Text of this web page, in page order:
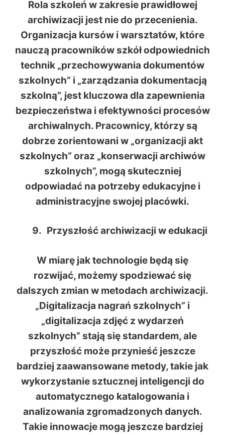
Rola szkoleń w zakresie prawidłowej
archiwizacji jest nie do przecenienia.
Organizacja kursów i warsztatów, które
nauczą pracowników szkół odpowiednich
technik „przechowywania dokumentów
szkolnych” i „zarządzania dokumentacją
szkolną”, jest kluczowa dla zapewnienia
bezpieczeństwa i efektywności procesów
archiwalnych. Pracownicy, którzy są
dobrze zorientowani w „organizacji akt
szkolnych” oraz „konserwacji archiwów
szkolnych”, mogą skuteczniej
odpowiadać na potrzeby edukacyjne i
administracyjne swojej placówki.
Przyszłość archiwizacji w edukacji
W miarę jak technologie będą się
rozwijać, możemy spodziewać się
dalszych zmian w metodach archiwizacji.
„Digitalizacja nagrań szkolnych” i
„digitalizacja zdjęć z wydarzeń
szkolnych” stają się standardem, ale
przyszłość może przynieść jeszcze
bardziej zaawansowane metody, takie jak
wykorzystanie sztucznej inteligencji do
automatycznego katalogowania i
analizowania zgromadzonych danych.
Takie innowacje mogą jeszcze bardziej